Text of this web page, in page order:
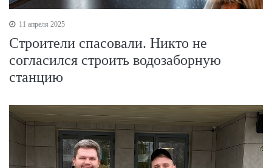
11 апреля 2025
Строители спасовали. Никто не
согласился строить водозаборную
станцию